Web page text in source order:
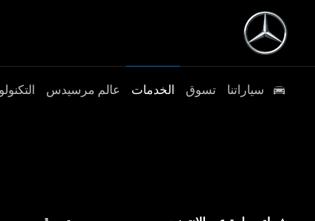
سياراتنا تسوق الخدمات عالم مرسيدس